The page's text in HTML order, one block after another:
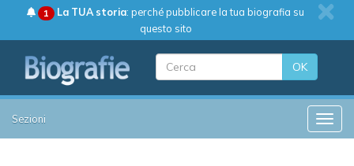
1 La TUA storia: perché pubblicare la tua biografia su
questo sito
OK
Sezioni